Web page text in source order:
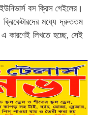
বস ক্রিস গেইলের।
ক্রিকেটারদের মধ্যে দ্রুততম
কারণেই লিখতে হচ্ছে, সেই